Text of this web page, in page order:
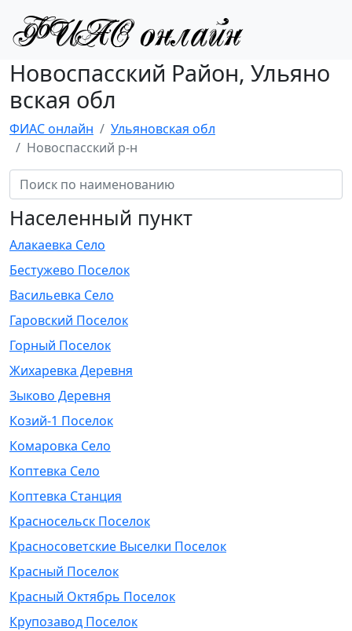
Новоспасский Район, Ульяно
вская обл
ФИАС онлайн
Ульяновская обл
Новоспасский р-н
Населенный пункт
Алакаевка Село
Бестужево Поселок
Васильевка Село
Гаровский Поселок
Горный Поселок
Жихаревка Деревня
Зыково Деревня
Козий-1 Поселок
Комаровка Село
Коптевка Село
Коптевка Станция
Красносельск Поселок
Красносоветские Выселки Поселок
Красный Поселок
Красный Октябрь Поселок
Крупозавод Поселок